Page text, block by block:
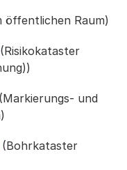
Raum)
(Risikokataster
(Markierungs- und
(Bohrkataster